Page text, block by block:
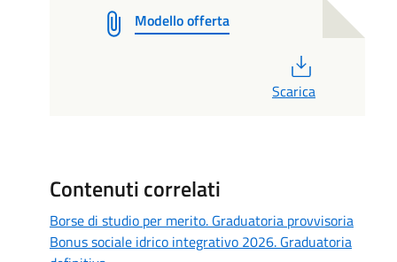
Modello offerta
Scarica
Contenuti correlati
Borse di studio per merito. Graduatoria provvisoria
Bonus sociale idrico integrativo 2026. Graduatoria